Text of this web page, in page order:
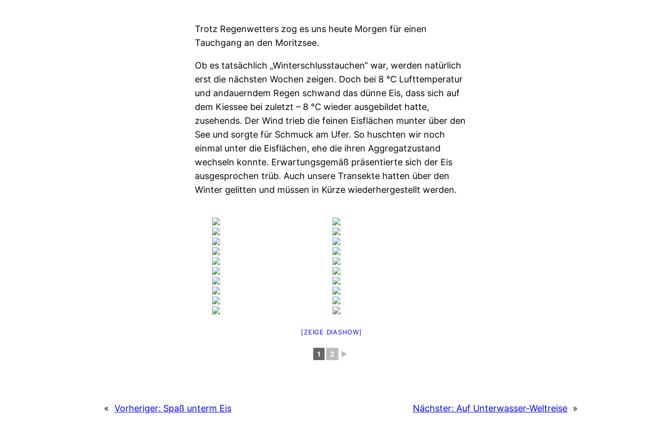
Trotz Regenwetters zog es uns heute Morgen für einen
Tauchgang an den Moritzsee.
Ob es tatsächlich „Winterschlusstauchen“ war, werden natürlich
erst die nächsten Wochen zeigen. Doch bei 8 °C Lufttemperatur
und andauerndem Regen schwand das dünne Eis, dass sich auf
dem Kiessee bei zuletzt – 8 °C wieder ausgebildet hatte,
zusehends. Der Wind trieb die feinen Eisflächen munter über den
See und sorgte für Schmuck am Ufer. So huschten wir noch
einmal unter die Eisflächen, ehe die ihren Aggregatzustand
wechseln konnte. Erwartungsgemäß präsentierte sich der Eis
ausgesprochen trüb. Auch unsere Transekte hatten über den
Winter gelitten und müssen in Kürze wiederhergestellt werden.
[ZEIGE DIASHOW]
1 2 ►
« Vorheriger: Spaß unterm Eis Nächster: Auf Unterwasser-Weltreise »